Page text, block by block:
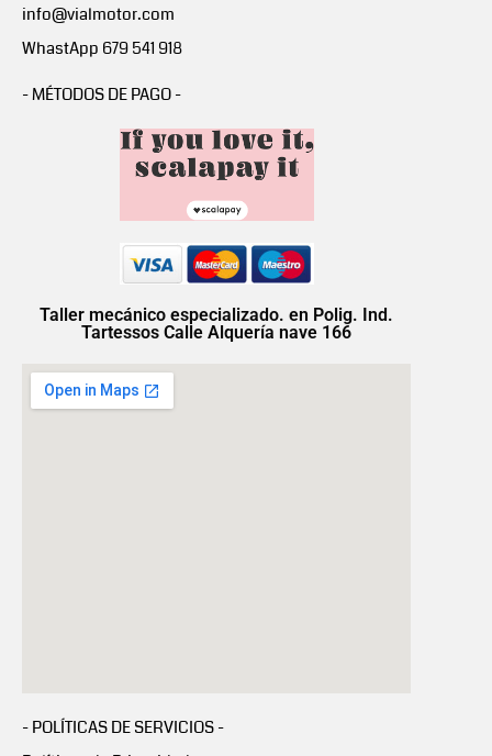
info@vialmotor.com
WhastApp 679 541 918
- MÉTODOS DE PAGO -
Taller mecánico especializado. en Polig. Ind.
Tartessos Calle Alquería nave 166
- POLÍTICAS DE SERVICIOS -